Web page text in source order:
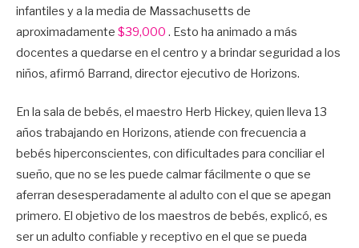
infantiles y a la media de Massachusetts de
aproximadamente $39,000 . Esto ha animado a más
docentes a quedarse en el centro y a brindar seguridad a los
niños, afirmó Barrand, director ejecutivo de Horizons.
En la sala de bebés, el maestro Herb Hickey, quien lleva 13
años trabajando en Horizons, atiende con frecuencia a
bebés hiperconscientes, con dificultades para conciliar el
sueño, que no se les puede calmar fácilmente o que se
aferran desesperadamente al adulto con el que se apegan
primero. El objetivo de los maestros de bebés, explicó, es
ser un adulto confiable y receptivo en el que se pueda